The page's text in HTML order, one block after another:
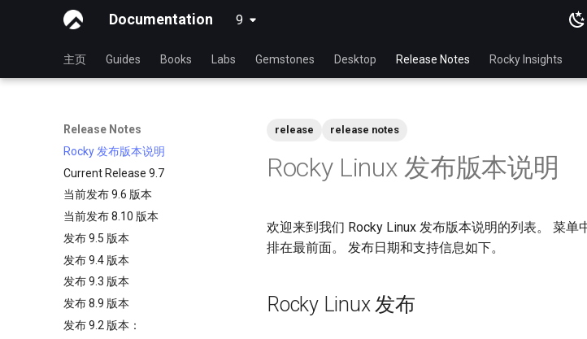
Documentation 9 latest
主页 Guides Books Labs Gemstones Desktop Release Notes Rocky Insights
Release Notes
Rocky 发布版本说明
Current Release 9.7
当前发布 9.6 版本
当前发布 8.10 版本
发布 9.5 版本
发布 9.4 版本
发布 9.3 版本
发布 8.9 版本
发布 9.2 版本：
release release notes
Rocky Linux 发布版本说明
欢迎来到我们 Rocky Linux 发布版本说明的列表。 菜
排在最前面。 发布日期和支持信息如下。
Rocky Linux 发布